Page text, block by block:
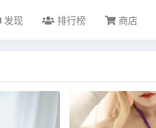
发现 排行榜 商店